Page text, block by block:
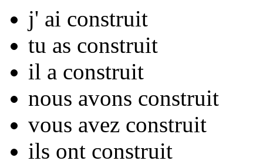
j' ai construit
tu as construit
il a construit
nous avons construit
vous avez construit
ils ont construit